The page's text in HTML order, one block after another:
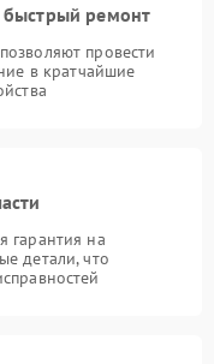
быстрый ремонт
провести
в кратчайшие
гарантия на
детали, что